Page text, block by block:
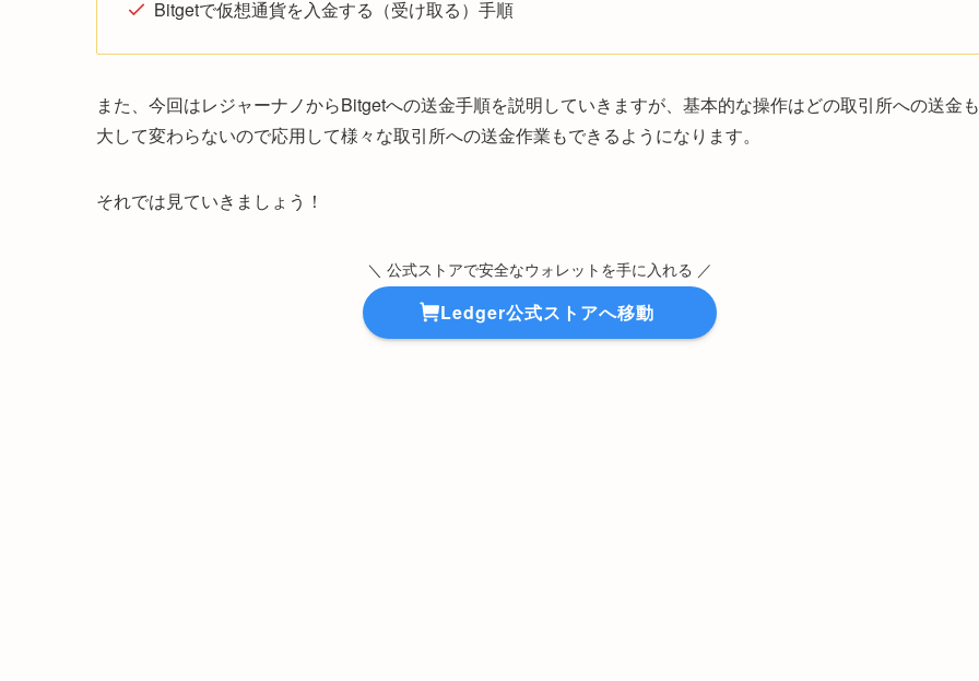
Bitgetで仮想通貨を入金する（受け取る）手順
また、今回はレジャーナノからBitgetへの送金手順を説明していきますが、基本的な操作はどの取引所への送金も
大して変わらないので応用して様々な取引所への送金作業もできるようになります。
それでは見ていきましょう！
＼ 公式ストアで安全なウォレットを手に入れる ／
Ledger公式ストアへ移動